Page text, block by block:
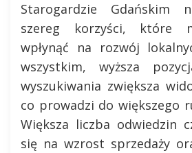
Starogardzie Gdańskim
szereg korzyści, które
wpłynąć na rozwój
wszystkim, wyższa
wyszukiwania zwiększa
co prowadzi do większego
Większa liczba odwiedzin
się na wzrost sprzedaży